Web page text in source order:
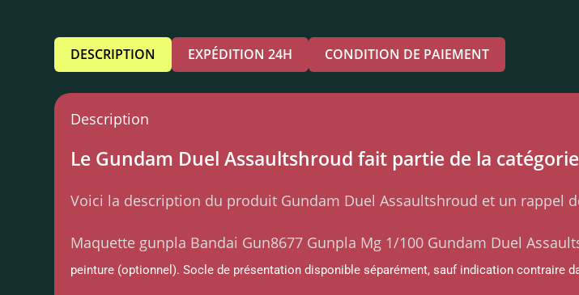
DESCRIPTION EXPÉDITION 24H CONDITION DE PAIEMENT
Description
Le Gundam Duel Assaultshroud fait partie de la
Voici la description du produit Gundam Duel Assaultshroud et un rappel
Maquette gunpla Bandai Gun8677 Gunpla Mg 1/100 Gundam Duel
peinture (optionnel). Socle de présentation disponible séparément, sauf indication contraire